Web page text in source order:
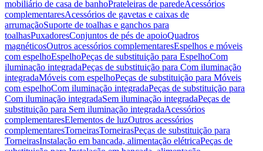
mobiliário de casa de banhoPrateleiras de paredeAcessórios
complementaresAcessórios de gavetas e caixas de
arrumaçãoSuporte de toalhas e ganchos para
toalhasPuxadoresConjuntos de pés de apoioQuadros
magnéticosOutros acessórios complementaresEspelhos e móveis
com espelhoEspelhoPeças de substituição para EspelhoCom
iluminação integradaPeças de substituição para Com iluminação
integradaMóveis com espelhoPeças de substituição para Móveis
com espelhoCom iluminação integradaPeças de substituição para
Com iluminação integradaSem iluminação integradaPeças de
substituição para Sem iluminação integradaAcessórios
complementaresElementos de luzOutros acessórios
complementaresTorneirasTorneirasPeças de substituição para
TorneirasInstalação em bancada, alimentação elétricaPeças de